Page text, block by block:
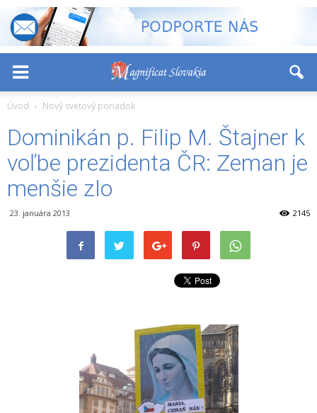
Úvod Nový svetový poriadok
Dominikán p. Filip M. Štajner k
voľbe prezidenta ČR: Zeman je
menšie zlo
23. januára 2013 2145
+